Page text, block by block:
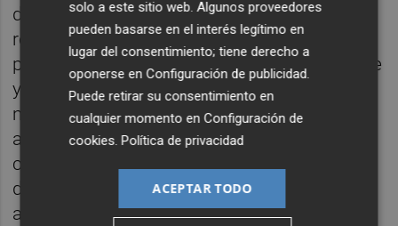
de las ayudas estatales para completar la
recuperación de las zonas afectadas. "Es
prioritario que el Gobierno de España ejecute
ya las inversiones necesarias. Los
municipios y sus ciudadanos necesitan ver
avances concretos. La Dana ocurrió hace
casi tres meses, y el tiempo corre en contra
de las necesidades de las personas y los
agricultores afectados", ha añadido.
solo a este sitio web. Algunos proveedores
pueden basarse en el interés legítimo en
lugar del consentimiento; tiene derecho a
oponerse enConfiguración de publicidad.
Puede retirar su consentimiento en
cualquier momento enConfiguración de
cookies.Política de privacidad
ACEPTAR TODO